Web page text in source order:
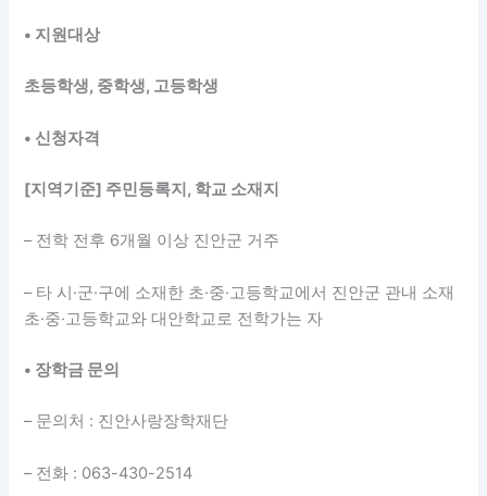
• 지원대상
초등학생, 중학생, 고등학생
• 신청자격
[지역기준] 주민등록지, 학교 소재지
– 전학 전후 6개월 이상 진안군 거주
– 타 시·군·구에 소재한 초·중·고등학교에서 진안군 관내 소재
초·중·고등학교와 대안학교로 전학가는 자
• 장학금 문의
– 문의처 : 진안사랑장학재단
– 전화 : 063-430-2514